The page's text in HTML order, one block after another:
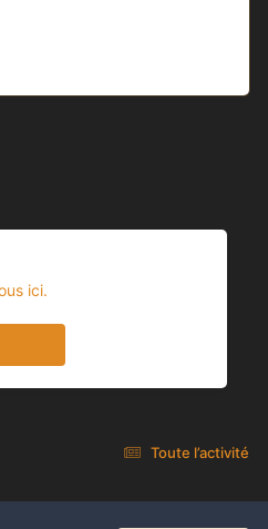
ici.
Toute l’activité